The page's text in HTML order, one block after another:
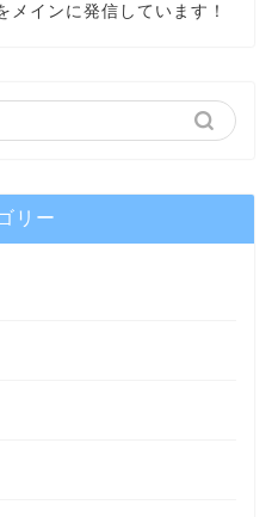
メインに発信しています！
リー